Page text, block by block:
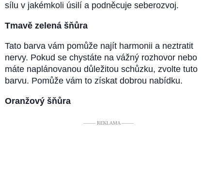
sílu v jakémkoli úsilí a podněcuje seberozvoj.
Tmavě zelená šňůra
Tato barva vám pomůže najít harmonii a neztratit
nervy. Pokud se chystáte na vážný rozhovor nebo
máte naplánovanou důležitou schůzku, zvolte tuto
barvu. Pomůže vám to získat dobrou nabídku.
Oranžový šňůra
––––– REKLAMA –––––